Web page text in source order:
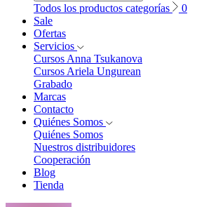
Todos los productos categorías
0
Sale
Ofertas
Servicios
Cursos Anna Tsukanova
Cursos Ariela Ungurean
Grabado
Marcas
Contacto
Quiénes Somos
Quiénes Somos
Nuestros distribuidores
Cooperación
Blog
Tienda